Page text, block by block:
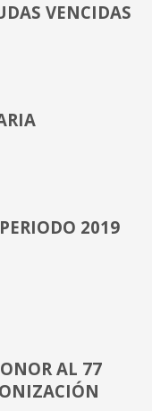
VENCIDAS
2019
AL 77